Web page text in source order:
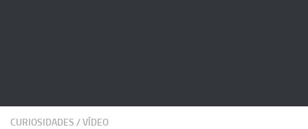
CURIOSIDADES /VÍDEO